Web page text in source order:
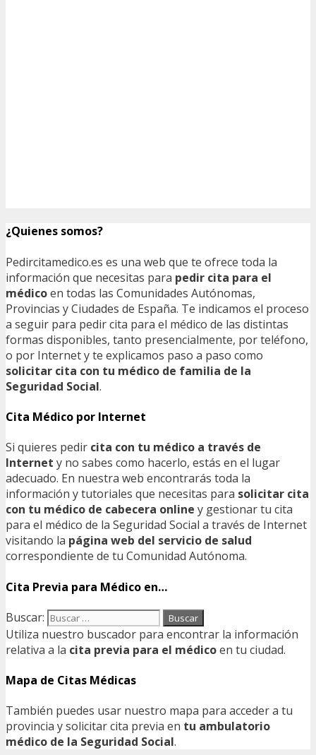
¿Quienes somos?
Pedircitamedico.es es una web que te ofrece toda la
información que necesitas para pedir cita para el
médicoen todas las Comunidades Autónomas,
Provincias y Ciudades de España. Te indicamos el proceso
a seguir para pedir cita para el médico de las distintas
formas disponibles, tanto presencialmente, por teléfono,
o por Internet y te explicamos paso a paso como
solicitar cita con tu médico de familia de la
Seguridad Social.
Cita Médico por Internet
Si quieres pedir cita con tu médico a través de
Internet y no sabes como hacerlo, estás en el lugar
adecuado. En nuestra web encontrarás toda la
información y tutoriales que necesitas para solicitar cita
con tu médico de cabecera online y gestionar tu cita
para el médico de la Seguridad Social a través de Internet
visitando la página web del servicio de salud
correspondiente de tu Comunidad Autónoma.
Cita Previa para Médico en…
Buscar:
Utiliza nuestro buscador para encontrar la información
relativa a la cita previa para el médicoen tu ciudad.
Mapa de Citas Médicas
También puedes usar nuestro mapa para acceder a tu
provincia y solicitar cita previa en tu ambulatorio
médico de la Seguridad Social.